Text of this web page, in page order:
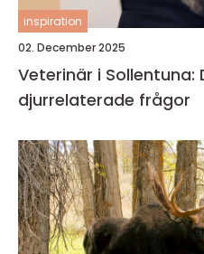
inspiration
02. December 2025
Veterinär i Sollentuna:
djurrelaterade frågor